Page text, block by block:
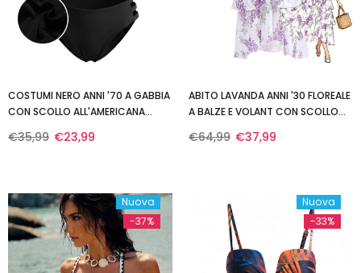
COSTUMI NERO ANNI '70 A GABBIA
CON SCOLLO ALL'AMERICANA
€35,99 €23,99
ABITO LAVANDA ANNI '30 FLOREALE
A BALZE E VOLANT CON SCOLLO
€64,99 €37,99
Nuova
-37%
Nuova
-33%